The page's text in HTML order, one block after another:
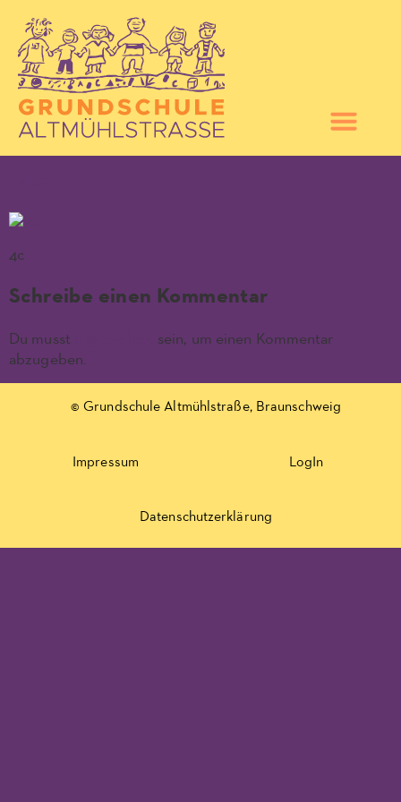
4c
Schreibe einen Kommentar
Du musst
sein, um einen Kommentar
abzugeben.
© Grundschule Altmühlstraße, Braunschweig
Impressum LogIn
Datenschutzerklärung